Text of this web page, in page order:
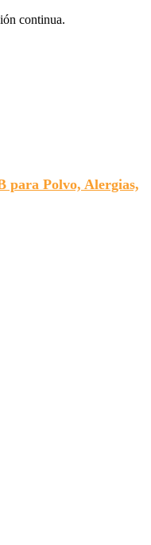
continua.
para Polvo, Alergias,